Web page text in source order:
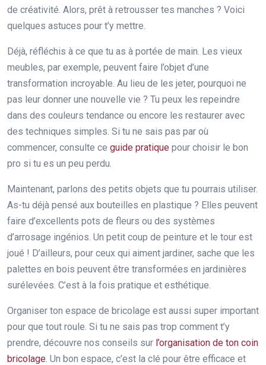
de créativité. Alors, prêt à retrousser tes manches ? Voici
quelques astuces pour t’y mettre.
Déjà, réfléchis à ce que tu as à portée de main. Les vieux
meubles, par exemple, peuvent faire l’objet d’une
transformation incroyable. Au lieu de les jeter, pourquoi ne
pas leur donner une nouvelle vie ? Tu peux les repeindre
dans des couleurs tendance ou encore les restaurer avec
des techniques simples. Si tu ne sais pas par où
commencer, consulte ce guide pratique pour choisir le bon
pro si tu es un peu perdu.
Maintenant, parlons des petits objets que tu pourrais utiliser.
As-tu déjà pensé aux bouteilles en plastique ? Elles peuvent
faire d’excellents pots de fleurs ou des systèmes
d’arrosage ingénios. Un petit coup de peinture et le tour est
joué ! D’ailleurs, pour ceux qui aiment jardiner, sache que les
palettes en bois peuvent être transformées en jardinières
surélevées. C’est à la fois pratique et esthétique.
Organiser ton espace de bricolage est aussi super important
pour que tout roule. Si tu ne sais pas trop comment t’y
prendre, découvre nos conseils sur l’organisation de ton coin
bricolage. Un bon espace, c’est la clé pour être efficace et